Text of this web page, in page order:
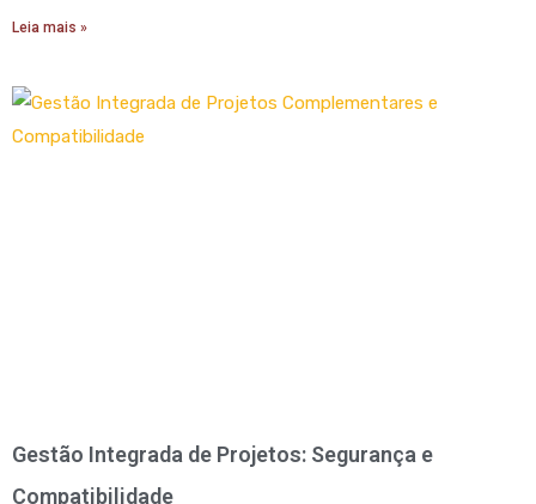
Leia mais »
Gestão Integrada de Projetos: Segurança e
Compatibilidade